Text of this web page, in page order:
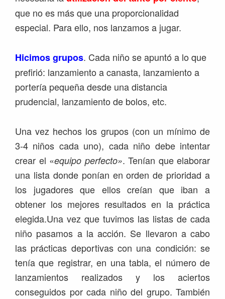
que no es más que una proporcionalidad
especial. Para ello, nos lanzamos a jugar.
Hicimos grupos. Cada niño se apuntó a lo que
prefirió: lanzamiento a canasta, lanzamiento a
portería pequeña desde una distancia
prudencial, lanzamiento de bolos, etc.
Una vez hechos los grupos (con un mínimo de
3-4 niños cada uno), cada niño debe intentar
crear el «equipo perfecto». Tenían que elaborar
una lista donde ponían en orden de prioridad a
los jugadores que ellos creían que iban a
obtener los mejores resultados en la práctica
elegida.Una vez que tuvimos las listas de cada
niño pasamos a la acción. Se llevaron a cabo
las prácticas deportivas con una condición: se
tenía que registrar, en una tabla, el número de
lanzamientos realizados y los aciertos
conseguidos por cada niño del grupo. También